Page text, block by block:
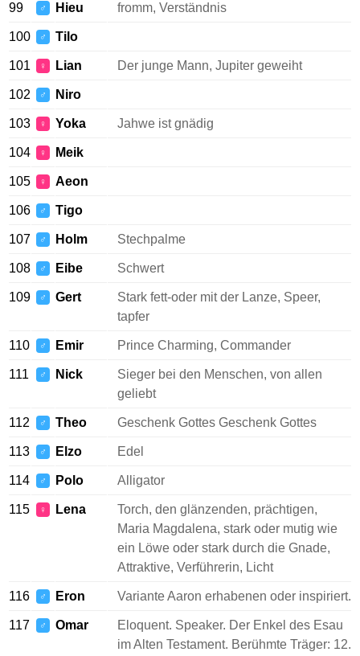
99 ♂ Hieu fromm, Verständnis
100 ♂ Tilo
101 ♀ Lian Der junge Mann, Jupiter geweiht
102 ♂ Niro
103 ♀ Yoka Jahwe ist gnädig
104 ♀ Meik
105 ♀ Aeon
106 ♂ Tigo
107 ♂ Holm Stechpalme
108 ♂ Eibe Schwert
109 ♂ Gert
Stark fett-oder mit der Lanze, Speer,
tapfer
110 ♂ Emir Prince Charming, Commander
111 ♂ Nick
Sieger bei den Menschen, von allen
geliebt
112 ♂ Theo Geschenk Gottes Geschenk Gottes
113 ♂ Elzo Edel
114 ♂ Polo Alligator
115 ♀ Lena
Torch, den glänzenden, prächtigen,
Maria Magdalena, stark oder mutig wie
ein Löwe oder stark durch die Gnade,
Attraktive, Verführerin, Licht
116 ♂ Eron Variante Aaron erhabenen oder inspiriert.
117 ♂ Omar
Eloquent. Speaker. Der Enkel des Esau
im Alten Testament. Berühmte Träger: 12.